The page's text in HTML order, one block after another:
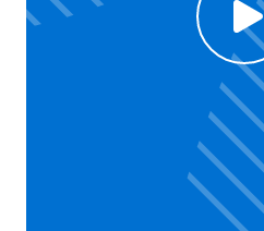
Click to enable Youtube